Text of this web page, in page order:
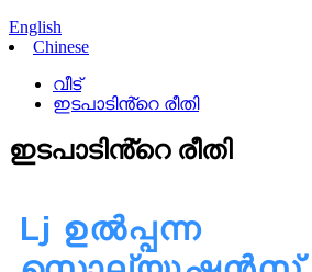
English
Chinese
വീട്
ഇടപാടിൻ്റെ രീതി
ഇടപാടിൻ്റെ രീതി
Lj ഉൽപ്പന്ന